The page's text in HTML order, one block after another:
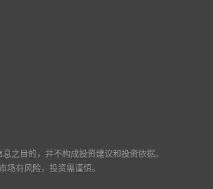
之目的，并不构成投资建议和投资依据。
有风险，投资需谨慎。